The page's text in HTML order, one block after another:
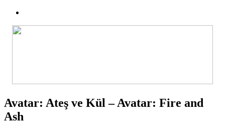
Avatar: Ateş ve Kül – Avatar: Fire and
Ash